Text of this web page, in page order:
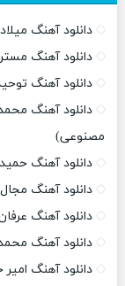
دانلود آهنگ
دانلود آهنگ
دانلود آهنگ
دانلود آهنگ
مصنوعی)
دانلود آهنگ
دانلود آهنگ
دانلود آهنگ
دانلود آهنگ
دانلود آهنگ